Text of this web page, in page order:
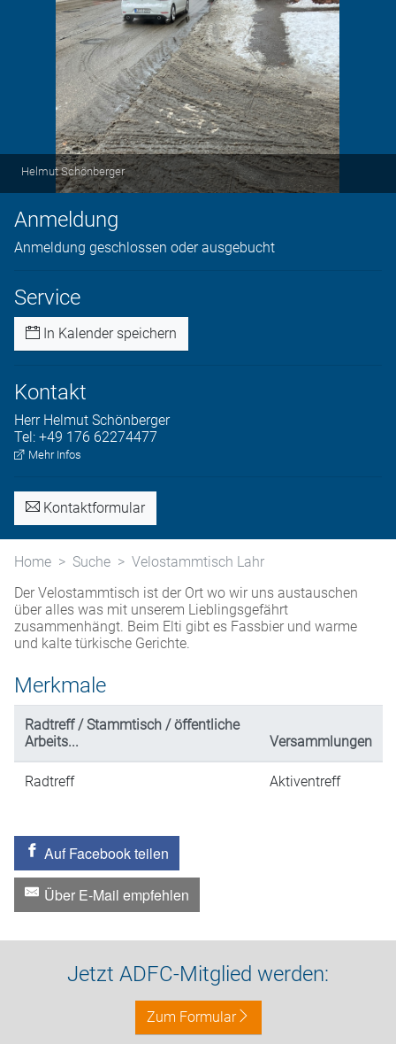
Helmut Schönberger
Anmeldung
Anmeldung geschlossen oder ausgebucht
Service
In Kalender speichern
Kontakt
Herr Helmut Schönberger
Tel: +49 176 62274477
Mehr Infos
Kontaktformular
Home Suche
Velostammtisch Lahr
Der Velostammtisch ist der Ort wo wir uns austauschen
über alles was mit unserem Lieblingsgefährt
zusammenhängt. Beim Elti gibt es Fassbier und warme
und kalte türkische Gerichte.
Merkmale
Radtreff / Stammtisch / öffentliche
Arbeits...
Versammlungen
Radtreff Aktiventreff
Auf Facebook teilen
Über E-Mail empfehlen
Jetzt ADFC-Mitglied werden:
Zum Formular